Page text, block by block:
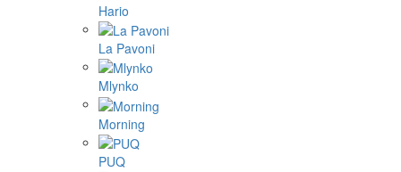
Hario
La Pavoni
Mlynko
Morning
PUQ